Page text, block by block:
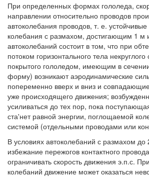
При определенных формах гололеда,
направлении относительно проводов
автоколебания проводов, т. е.
колебания с размахом, достигающим 1 м
автоколебаний состоит в том, что при
потоком горизонтального тела
покрытого гололедом, имеющим в
форму) возникают аэродинамические
попеременно вверх и вниз и
уже происходящего движения;
усиливаться до тех пор, пока
ста'нет равной энергии, поглощаемой
системой (отдельными проводами или
В условиях автоколебаний с размахом
избежание пережогов контактного
ограничивать скорость движения э.п.с.
колебаний движение может оказаться